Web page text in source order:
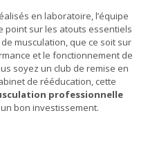
en laboratoire, l’équipe
point sur les atouts essentiels
musculation, que ce soit sur
et le fonctionnement de
soyez un club de remise en
de rééducation, cette
professionnelle
bon investissement.